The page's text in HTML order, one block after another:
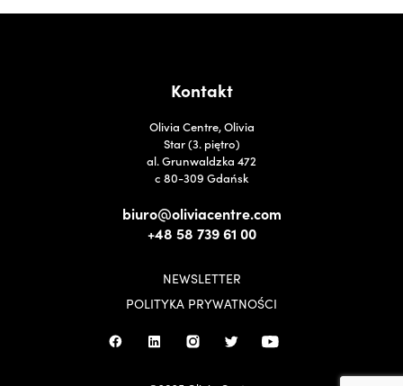
Kontakt
Olivia Centre, Olivia
Star (3. piętro)
al. Grunwaldzka 472
c 80-309 Gdańsk
biuro@oliviacentre.com
+48 58 739 61 00
NEWSLETTER
POLITYKA PRYWATNOŚCI